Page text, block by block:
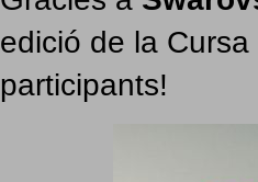
edició de la
participants!